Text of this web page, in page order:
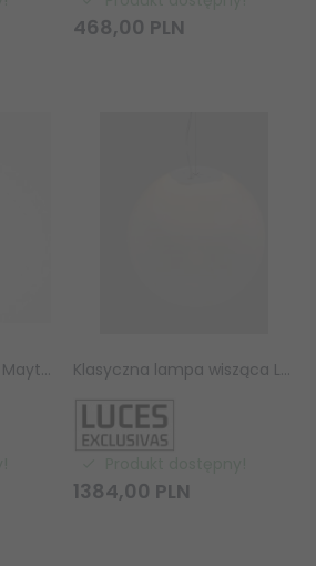
468,00 PLN
Biała Lampa Wisząca Maytoni Bloom MOD531PL-01W2 E27 40W Klasyczna lampa wisząca LED biała szklana kula minimalistyczna uniwersalna możliwość ściemniania LIVANDO LE45181 Luces Exclusivas
1384,00 PLN